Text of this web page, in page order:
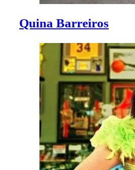
Quina Barreiros